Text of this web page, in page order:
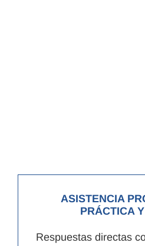
ASISTENCIA
PRÁCTICA
Respuestas directas